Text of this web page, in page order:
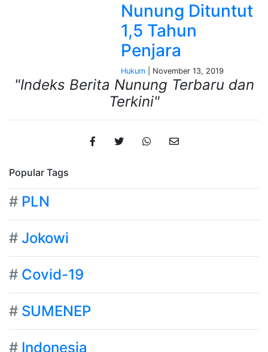
Nunung Dituntut
1,5 Tahun
Penjara
Hukum| November 13, 2019
"Indeks Berita Nunung Terbaru dan
Terkini"
Popular Tags
# PLN
# Jokowi
# Covid-19
# SUMENEP
# Indonesia